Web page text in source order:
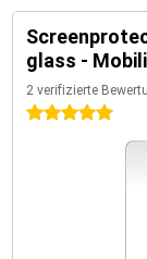
glass -
2 verifizierte
5 Sterne